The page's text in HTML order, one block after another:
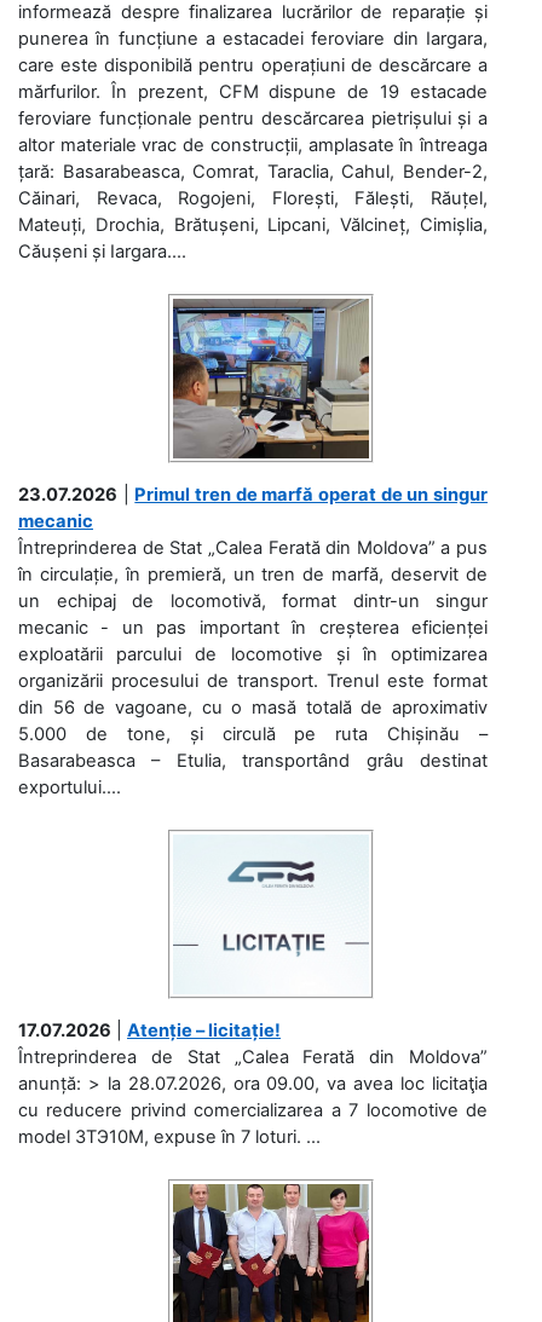
informează despre finalizarea lucrărilor de reparație și
punerea în funcțiune a estacadei feroviare din Iargara,
care este disponibilă pentru operațiuni de descărcare a
mărfurilor. În prezent, CFM dispune de 19 estacade
feroviare funcționale pentru descărcarea pietrișului și a
altor materiale vrac de construcții, amplasate în întreaga
țară: Basarabeasca, Comrat, Taraclia, Cahul, Bender-2,
Căinari, Revaca, Rogojeni, Florești, Fălești, Răuțel,
Mateuți, Drochia, Brătușeni, Lipcani, Vălcineț, Cimișlia,
Căușeni și Iargara....
23.07.2026
Primul tren de marfă operat de un singur
mecanic
Întreprinderea de Stat „Calea Ferată din Moldova” a pus
în circulație, în premieră, un tren de marfă, deservit de
un echipaj de locomotivă, format dintr-un singur
mecanic - un pas important în creșterea eficienței
exploatării parcului de locomotive și în optimizarea
organizării procesului de transport. Trenul este format
din 56 de vagoane, cu o masă totală de aproximativ
5.000 de tone, și circulă pe ruta Chișinău –
Basarabeasca – Etulia, transportând grâu destinat
exportului....
17.07.2026
Atenție – licitație!
Întreprinderea de Stat „Calea Ferată din Moldova”
anunță: > la 28.07.2026, ora 09.00, va avea loc licitaţia
cu reducere privind comercializarea a 7 locomotive de
model 3ТЭ10М, expuse în 7 loturi. ...